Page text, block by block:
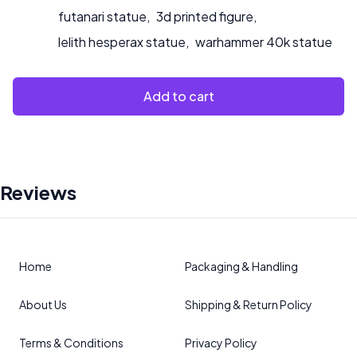
futanari statue, 3d printed figure,
lelith hesperax statue, warhammer 40k statue
Add to cart
Reviews
Home
About Us
Terms & Conditions
Packaging & Handling
Shipping & Return Policy
Privacy Policy